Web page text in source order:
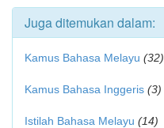
Juga ditemukan dalam:
Kamus Bahasa Melayu (32)
Kamus Bahasa Inggeris (3)
Istilah Bahasa Melayu (14)